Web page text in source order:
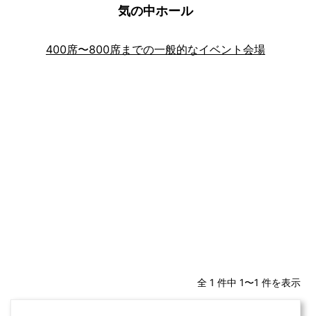
気の中ホール
400席〜800席までの一般的なイベント会場
全 1 件中 1〜1 件を表示